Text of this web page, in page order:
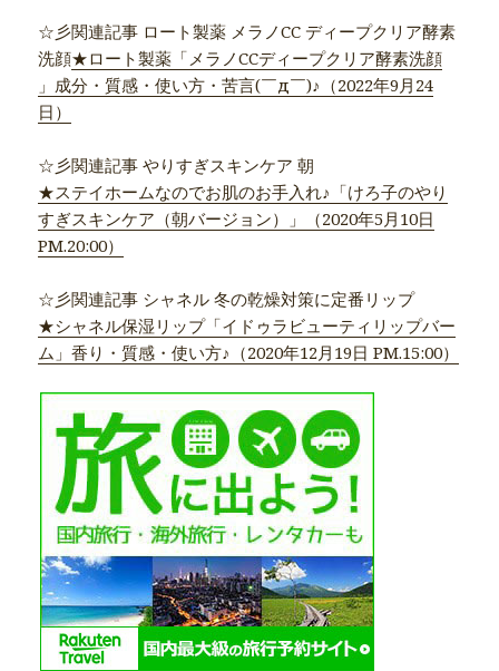
☆彡関連記事 ロート製薬 メラノCC ディープクリア酵素
洗顔★ロート製薬「メラノCCディープクリア酵素洗顔
」成分・質感・使い方・苦言(￣д￣)♪（2022年9月24
日）
☆彡関連記事 やりすぎスキンケア 朝
★ステイホームなのでお肌のお手入れ♪「けろ子のやり
すぎスキンケア（朝バージョン）」（2020年5月10日
PM.20:00）
☆彡関連記事 シャネル 冬の乾燥対策に定番リップ
★シャネル保湿リップ「イドゥラビューティリップバー
ム」香り・質感・使い方♪（2020年12月19日 PM.15:00）